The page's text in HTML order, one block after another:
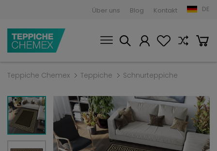
Über uns Blog Kontakt DE
Teppiche Chemex Teppiche Schnurteppiche